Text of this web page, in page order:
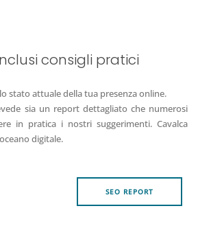
consigli pratici
stato attuale della tua presenza online.
sia un report dettagliato che numerosi
in pratica i nostri suggerimenti. Cavalca
digitale.
SEO REPORT